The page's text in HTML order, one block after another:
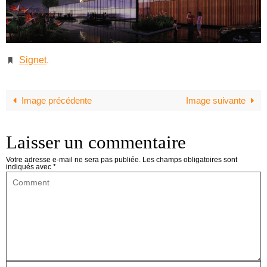
Signet.
Image précédente Image suivante
Laisser un commentaire
Votre adresse e-mail ne sera pas publiée. Les champs obligatoires sont
indiqués avec *